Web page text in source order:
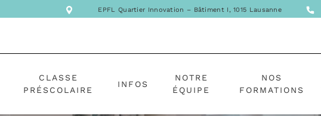
EPFL Quartier Innovation – Bâtiment I, 1015 Lausanne
CLASSE
PRÉSCOLAIRE
INFOS
NOTRE
ÉQUIPE
NOS
FORMATIONS